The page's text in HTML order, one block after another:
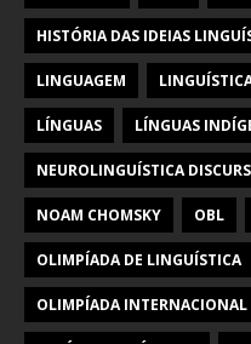
HISTÓRIA DAS IDEIAS
LINGUAGEM
LÍNGUAS LÍNGUAS
NEUROLINGUÍSTICA
NOAM CHOMSKY OBL
OLIMPÍADA DE LINGUÍSTICA
OLIMPÍADA